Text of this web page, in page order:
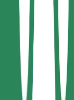
Za voznike
Za
Bolt Food
Za
Za
Bolt za